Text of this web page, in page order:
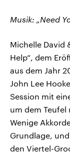
Musik: „Need
Michelle David
Help“, dem
aus dem Jahr
John Lee
Session mit
um dem Teufel
Wenige
Grundlage,
den Viertel-